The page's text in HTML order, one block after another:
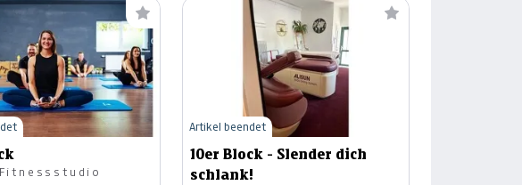
NEWfit Fitnessstudio
10er Block - Slender dich
schlank!
Artikel beendet